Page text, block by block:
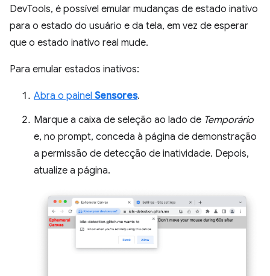
DevTools, é possível emular mudanças de estado inativo
para o estado do usuário e da tela, em vez de esperar
que o estado inativo real mude.
Para emular estados inativos:
Abra o painel Sensores.
Marque a caixa de seleção ao lado de Temporário
e, no prompt, conceda à página de demonstração
a permissão de detecção de inatividade. Depois,
atualize a página.